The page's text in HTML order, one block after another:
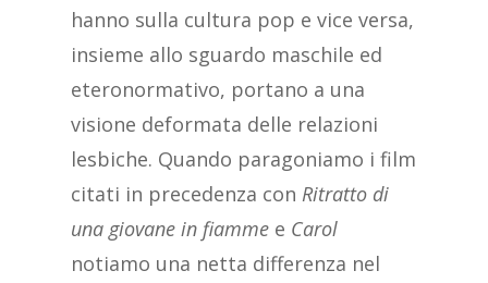
hanno sulla cultura pop e vice versa,
insieme allo sguardo maschile ed
eteronormativo, portano a una
visione deformata delle relazioni
lesbiche. Quando paragoniamo i film
citati in precedenza con Ritratto di
una giovane in fiammee Carol
notiamo una netta differenza nel